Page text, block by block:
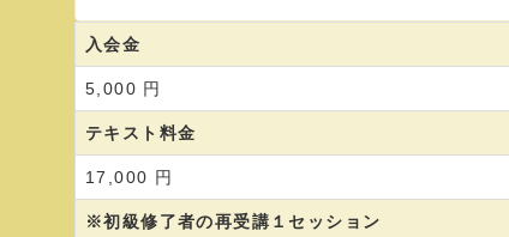
入会金
5,000 円
テキスト料金
17,000 円
※初級修了者の再受講１セッション